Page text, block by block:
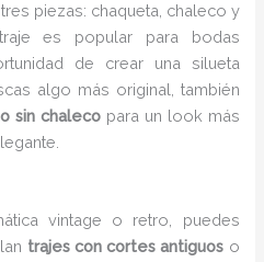
piezas: chaqueta, chaleco y
es popular para bodas
de crear una silueta
algo más original, también
sin chalecopara un look más
vintage o retro, puedes
trajes con cortes antiguos o